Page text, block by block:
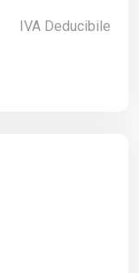
IVA Deducibile